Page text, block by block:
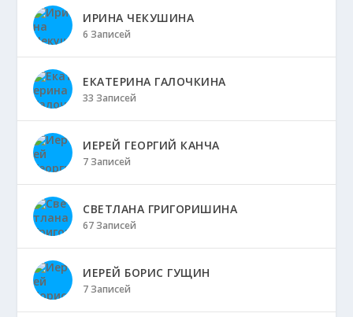
ИРИНА ЧЕКУШИНА
6 Записей
ЕКАТЕРИНА ГАЛОЧКИНА
33 Записей
ИЕРЕЙ ГЕОРГИЙ КАНЧА
7 Записей
СВЕТЛАНА ГРИГОРИШИНА
67 Записей
ИЕРЕЙ БОРИС ГУЩИН
7 Записей